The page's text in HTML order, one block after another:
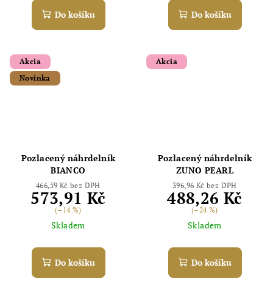
Do košíku Do košíku
Akcia
Novinka
Pozlacený náhrdelník
BIANCO
466,59 Kč bez DPH
573,91 Kč
(–14 %)
Skladem
Do košíku
Akcia
Pozlacený náhrdelník
ZUNO PEARL
396,96 Kč bez DPH
488,26 Kč
(–24 %)
Skladem
Do košíku